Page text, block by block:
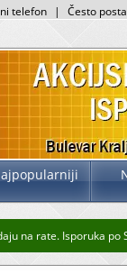
telefon | Često
rate. Isporuka po